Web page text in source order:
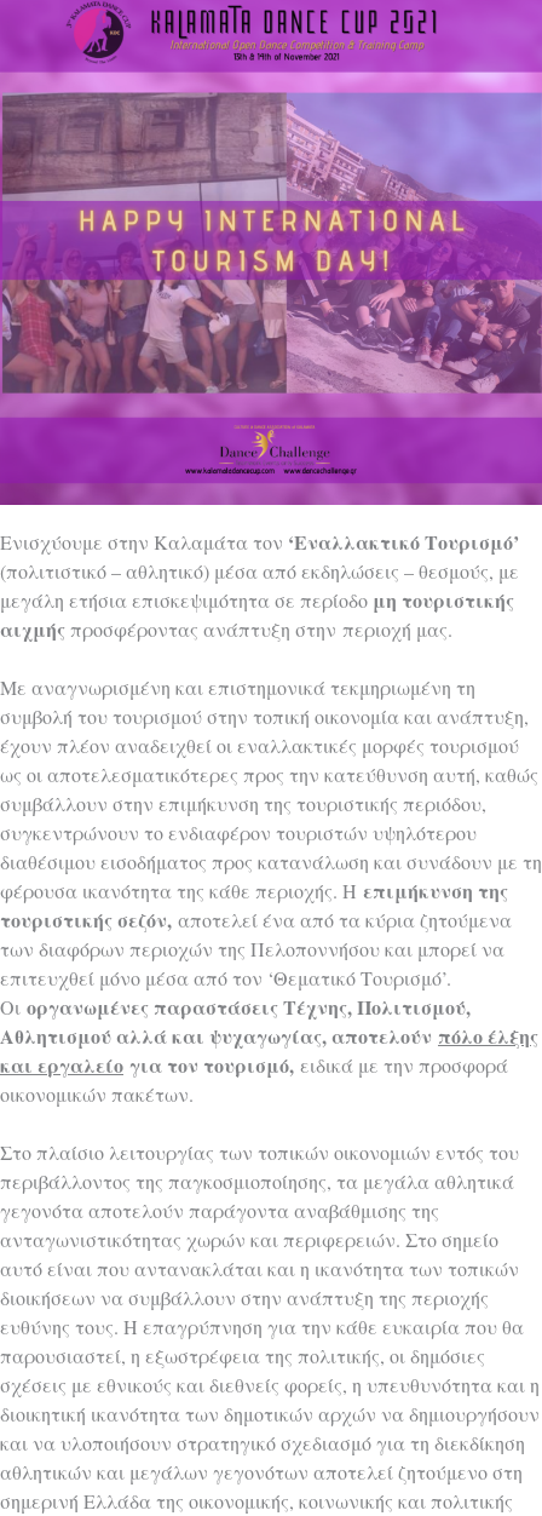
Ενισχύουμε στην Καλαμάτα τον ‘Εναλλακτικό Τουρισμό’
(πολιτιστικό – αθλητικό) μέσα από εκδηλώσεις – θεσμούς, με
μεγάλη ετήσια επισκεψιμότητα σε περίοδο μη τουριστικής
αιχμήςπροσφέροντας ανάπτυξη στην περιοχή μας.
Με αναγνωρισμένη και επιστημονικά τεκμηριωμένη τη
συμβολή του τουρισμού στην τοπική οικονομία και ανάπτυξη,
έχουν πλέον αναδειχθεί οι εναλλακτικές μορφές τουρισμού
ως οι αποτελεσματικότερες προς την κατεύθυνση αυτή, καθώς
συμβάλλουν στην επιμήκυνση της τουριστικής περιόδου,
συγκεντρώνουν το ενδιαφέρον τουριστών υψηλότερου
διαθέσιμου εισοδήματος προς κατανάλωση και συνάδουν με τη
φέρουσα ικανότητα της κάθε περιοχής. Η επιμήκυνση της
τουριστικής σεζόν, αποτελεί ένα από τα κύρια ζητούμενα
των διαφόρων περιοχών της Πελοποννήσου και μπορεί να
επιτευχθεί μόνο μέσα από τον ‘Θεματικό Τουρισμό’.
Οι οργανωμένες παραστάσεις Τέχνης, Πολιτισμού,
Αθλητισμού αλλά και ψυχαγωγίας, αποτελούν πόλο έλξης
και εργαλείο για τον τουρισμό, ειδικά με την προσφορά
οικονομικών πακέτων.
Στο πλαίσιο λειτουργίας των τοπικών οικονομιών εντός του
περιβάλλοντος της παγκοσμιοποίησης, τα μεγάλα αθλητικά
γεγονότα αποτελούν παράγοντα αναβάθμισης της
ανταγωνιστικότητας χωρών και περιφερειών. Στο σημείο
αυτό είναι που αντανακλάται και η ικανότητα των τοπικών
διοικήσεων να συμβάλλουν στην ανάπτυξη της περιοχής
ευθύνης τους. Η επαγρύπνηση για την κάθε ευκαιρία που θα
παρουσιαστεί, η εξωστρέφεια της πολιτικής, οι δημόσιες
σχέσεις με εθνικούς και διεθνείς φορείς, η υπευθυνότητα και η
διοικητική ικανότητα των δημοτικών αρχών να δημιουργήσουν
και να υλοποιήσουν στρατηγικό σχεδιασμό για τη διεκδίκηση
αθλητικών και μεγάλων γεγονότων αποτελεί ζητούμενο στη
σημερινή Ελλάδα της οικονομικής, κοινωνικής και πολιτικής